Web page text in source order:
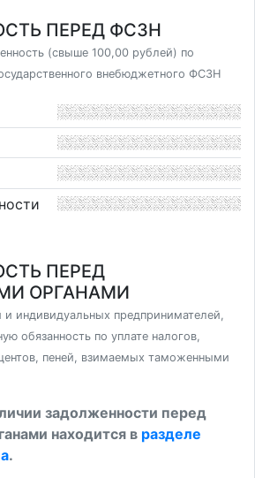
ПЕРЕД ФСЗН
(свыше 100,00 рублей) по
внебюджетного ФСЗН
ПЕРЕД
ОРГАНАМИ
и индивидуальных предпринимателей,
обязанность по уплате налогов,
пеней, взимаемых таможенными
задолженности перед
находится в разделе
.